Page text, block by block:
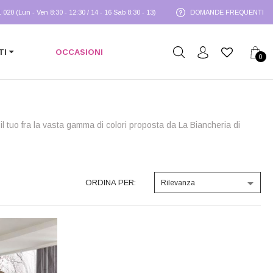
(Lun - Ven 8:30 - 12:30 / 14 - 16 Sab 8:30 - 13) DOMANDE FREQUENTI
OCCASIONI
0
fra la vasta gamma di colori proposta da La Biancheria di
ORDINA PER: Rilevanza 